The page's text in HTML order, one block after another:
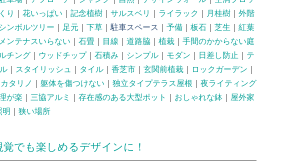
り 花いっぱい 記念植樹｜ サルスベリ ライラック 月桂樹｜ 外階
シンボルツリー 足元 下草｜ 駐車スペース 予備｜ 板石｜ 芝生
紅葉
メンテナスいらない 石畳 目線 道路脇 植栽｜ 手間のかからない庭
チング｜ ウッドチップ｜ 石積み シンプル｜ モダン 日差し防止
テ
｜ スタイリッシュ タイル｜ 香芝市｜ 玄関前植栽｜ ロックガーデン
カタリノ 躯体を傷つけない 独立タイプテラス屋根
夜ライティング
が楽 三協アルミ 存在感のある大型ポット おしゃれな鉢｜
屋外家
明 狭い場所
でも楽しめるデザインに！